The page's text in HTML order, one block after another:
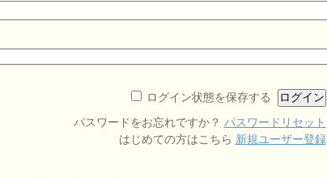
ログイン状態を保存する
パスワードをお忘れですか？ パスワードリセット
はじめての方はこちら 新規ユーザー登録